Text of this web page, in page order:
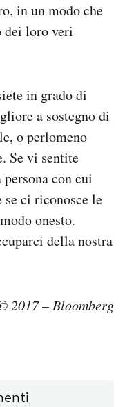
in un modo che
loro veri
in grado di
a sostegno di
o perlomeno
Se vi sentite
con cui
se ci riconosce le
onesto.
della nostra
2017 – Bloomberg